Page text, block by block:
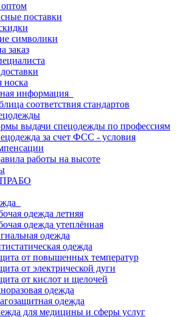
оптом
поставки
символики
заказ
информация
соответствия стандартов
выдачи спецодежды по профессиям
за счет ФСС - условия
работы на высоте
одежда летняя
одежда утеплённая
одежда
одежда
от повышенных температур
от электрической дуги
от кислот и щелочей
одежда
одежда
для медицины и сферы услуг